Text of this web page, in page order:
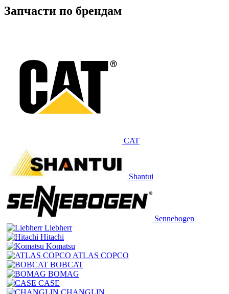
Запчасти по брендам
CAT
Shantui
Sennebogen
Liebherr
Hitachi
Komatsu
ATLAS COPCO
BOBCAT
BOMAG
CASE
CHANGLIN